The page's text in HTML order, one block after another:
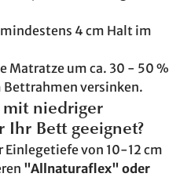
4 cm Halt im
Matratze um ca. 30 - 50 %
Bettrahmen versinken.
mit niedriger
Ihr Bett geeignet?
Einlegetiefe von 10-12 cm
"Allnaturaflex" oder